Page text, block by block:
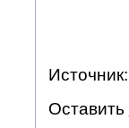
Источник:
Оставить